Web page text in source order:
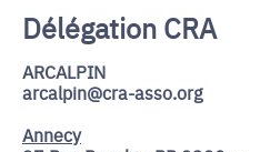
Délégation CRA
ARCALPIN
arcalpin@cra-asso.org
Annecy